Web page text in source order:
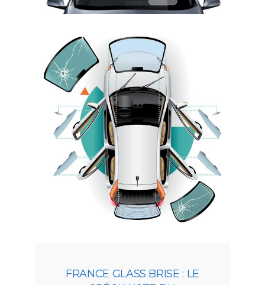
FRANCE GLASS BRISE : LE